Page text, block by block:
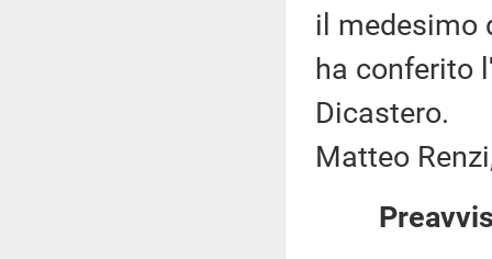
il medesimo
ha conferito
Dicastero.
Matteo